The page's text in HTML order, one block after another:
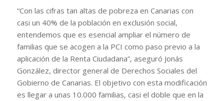
“Con las cifras tan altas de pobreza en Canarias con
casi un 40% de la población en exclusión social,
entendemos que es esencial ampliar el número de
familias que se acogen a la PCI como paso previo a la
aplicación de la Renta Ciudadana”, aseguró Jonás
González, director general de Derechos Sociales del
Gobierno de Canarias. El objetivo con esta modificación
es llegar a unas 10.000 familias, casi el doble que en la